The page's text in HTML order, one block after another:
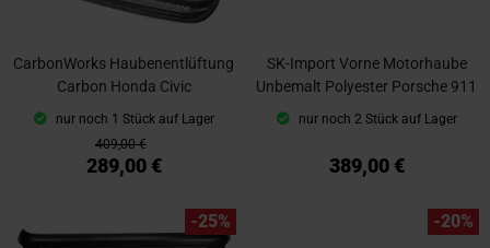
CarbonWorks Haubenentlüftung
Carbon Honda Civic
nur noch 1 Stück auf Lager
409,00 €
289,00 €
SK-Import Vorne Motorhaube
Unbemalt Polyester Porsche 911
nur noch 2 Stück auf Lager
389,00 €
-25% -20%